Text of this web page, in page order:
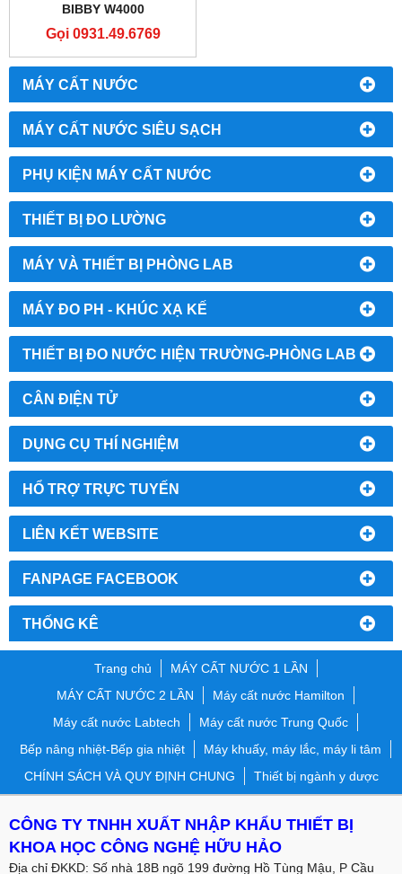
MÁY CẤT NƯỚC
MÁY CẤT NƯỚC SIÊU SẠCH
PHỤ KIỆN MÁY CẤT NƯỚC
THIẾT BỊ ĐO LƯỜNG
MÁY VÀ THIẾT BỊ PHÒNG LAB
MÁY ĐO PH - KHÚC XẠ KẾ
THIẾT BỊ ĐO NƯỚC HIỆN TRƯỜNG-PHÒNG LAB
CÂN ĐIỆN TỬ
DỤNG CỤ THÍ NGHIỆM
HỔ TRỢ TRỰC TUYẾN
LIÊN KẾT WEBSITE
FANPAGE FACEBOOK
THỐNG KÊ
BIBBY W4000
Gọi 0931.49.6769
Trang chủ
MÁY CẤT NƯỚC 1 LẦN
MÁY CẤT NƯỚC 2 LẦN
Máy cất nước Hamilton
Máy cất nước Labtech
Máy cất nước Trung Quốc
Bếp nâng nhiệt-Bếp gia nhiệt
Máy khuấy, máy lắc, máy li tâm
CHÍNH SÁCH VÀ QUY ĐỊNH CHUNG
Thiết bị ngành y dược
CÔNG TY TNHH XUẤT NHẬP KHẨU THIẾT BỊ
KHOA HỌC CÔNG NGHỆ HỮU HẢO
Địa chỉ ĐKKD: Số nhà 18B ngõ 199 đường Hồ Tùng Mậu, P Cầu